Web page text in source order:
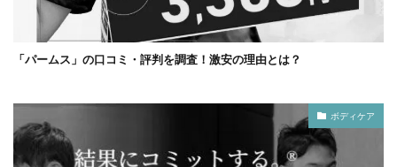
「パームス」の口コミ・評判を調査！激安の理由とは？
ボディケア